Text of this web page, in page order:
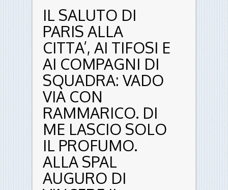
IL SALUTO DI
PARIS ALLA
CITTA’, AI TIFOSI E
AI COMPAGNI DI
SQUADRA: VADO
VIA CON
RAMMARICO. DI
ME LASCIO SOLO
IL PROFUMO.
ALLA SPAL
AUGURO DI